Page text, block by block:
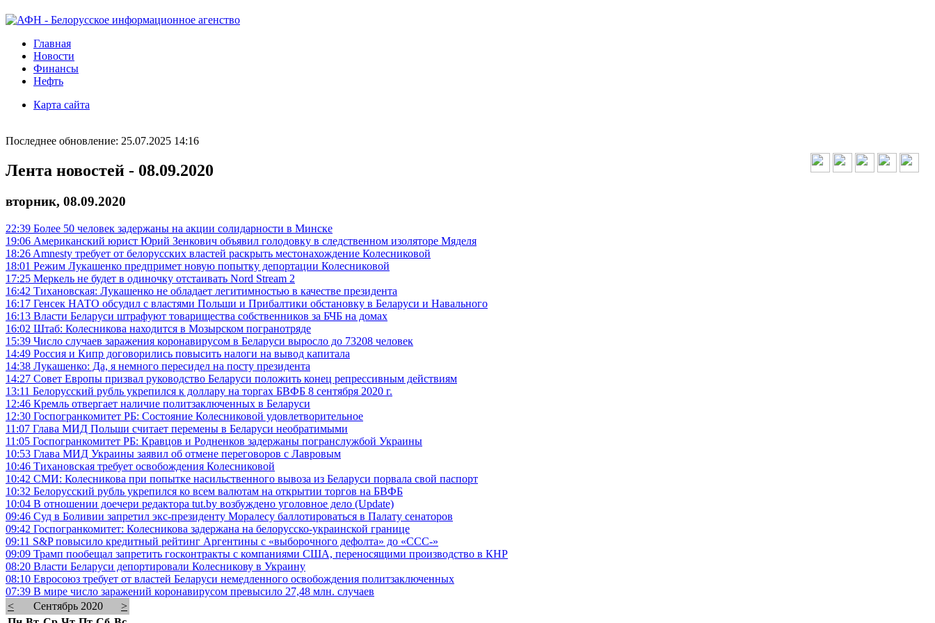
Главная
Новости
Финансы
Нефть
Карта сайта
Последнее обновление: 25.07.2025 14:16
Лента новостей - 08.09.2020
вторник, 08.09.2020
22:39 Более 50 человек задержаны на акции солидарности в Минске
19:06 Американский юрист Юрий Зенкович объявил голодовку в следственном изоляторе Мяделя
18:26 Amnesty требует от белорусских властей раскрыть местонахождение Колесниковой
18:01 Режим Лукашенко предпримет новую попытку депортации Колесниковой
17:25 Меркель не будет в одиночку отстаивать Nord Stream 2
16:42 Тихановская: Лукашенко не обладает легитимностью в качестве президента
16:17 Генсек НАТО обсудил с властями Польши и Прибалтики обстановку в Беларуси и Навального
16:13 Власти Беларуси штрафуют товарищества собственников за БЧБ на домах
16:02 Штаб: Колесникова находится в Мозырском погранотряде
15:39 Число случаев заражения коронавирусом в Беларуси выросло до 73208 человек
14:49 Россия и Кипр договорились повысить налоги на вывод капитала
14:38 Лукашенко: Да, я немного пересидел на посту президента
14:27 Совет Европы призвал руководство Беларуси положить конец репрессивным действиям
13:11 Белорусский рубль укрепился к доллару на торгах БВФБ 8 сентября 2020 г.
12:46 Кремль отвергает наличие политзаключенных в Беларуси
12:30 Госпогранкомитет РБ: Состояние Колесниковой удовлетворительное
11:07 Глава МИД Польши считает перемены в Беларуси необратимыми
11:05 Госпогранкомитет РБ: Кравцов и Родненков задержаны погранслужбой Украины
10:53 Глава МИД Украины заявил об отмене переговоров с Лавровым
10:46 Тихановская требует освобождения Колесниковой
10:42 СМИ: Колесникова при попытке насильственного вывоза из Беларуси порвала свой паспорт
10:32 Белорусский рубль укрепился ко всем валютам на открытии торгов на БВФБ
10:04 В отношении доечери редактора tut.by возбуждено уголовное дело (Update)
09:46 Суд в Боливии запретил экс-президенту Моралесу баллотироваться в Палату сенаторов
09:42 Госпогранкомитет: Колесникова задержана на белорусско-украинской границе
09:11 S&P повысило кредитный рейтинг Аргентины с «выборочного дефолта» до «ССС-»
09:09 Трамп пообещал запретить госконтракты с компаниями США, переносящими производство в КНР
08:20 Власти Беларуси депортировали Колесникову в Украину
08:10 Евросоюз требует от властей Беларуси немедленного освобождения политзаключенных
07:39 В мире число заражений коронавирусом превысило 27,48 млн. случаев
<
Сентябрь 2020
>